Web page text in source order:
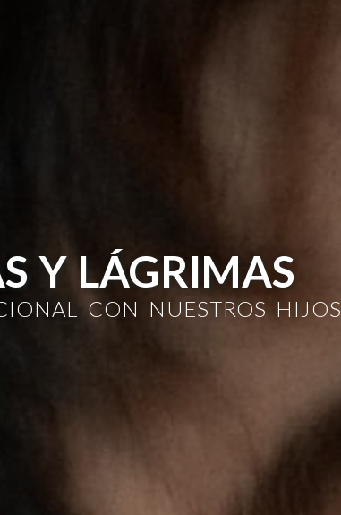
Y LÁGRIMAS
CON NUESTROS HIJOS